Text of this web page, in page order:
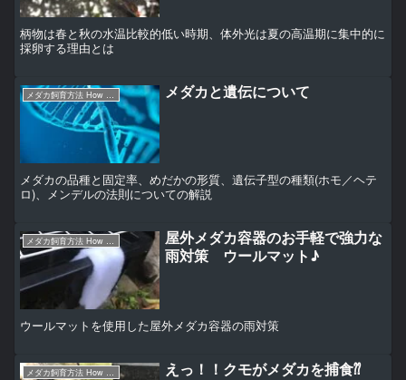
柄物は春と秋の水温比較的低い時期、体外光は夏の高温期に集中的に
採卵する理由とは
メダカ飼育方法 How to〜 メダカと遺伝について
メダカの品種と固定率、めだかの形質、遺伝子型の種類(ホモ／ヘテ
ロ)、メンデルの法則についての解説
屋外メダカ容器のお手軽で強力な
雨対策 ウールマット♪
ウールマットを使用した屋外メダカ容器の雨対策
えっ！！クモがメダカを捕食⁇